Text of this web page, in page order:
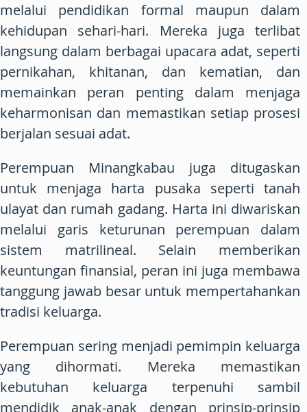
melalui pendidikan formal maupun dalam
kehidupan sehari-hari. Mereka juga terlibat
langsung dalam berbagai upacara adat, seperti
pernikahan, khitanan, dan kematian, dan
memainkan peran penting dalam menjaga
keharmonisan dan memastikan setiap prosesi
berjalan sesuai adat.
Perempuan Minangkabau juga ditugaskan
untuk menjaga harta pusaka seperti tanah
ulayat dan rumah gadang. Harta ini diwariskan
melalui garis keturunan perempuan dalam
sistem matrilineal. Selain memberikan
keuntungan finansial, peran ini juga membawa
tanggung jawab besar untuk mempertahankan
tradisi keluarga.
Perempuan sering menjadi pemimpin keluarga
yang dihormati. Mereka memastikan
kebutuhan keluarga terpenuhi sambil
mendidik anak-anak dengan prinsip-prinsip